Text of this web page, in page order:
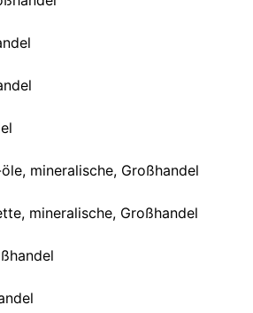
mineralische, Großhandel
mineralische, Großhandel